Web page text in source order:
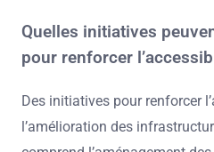
Quelles initiatives
pour renforcer
Des initiatives pour renforcer
l’amélioration des